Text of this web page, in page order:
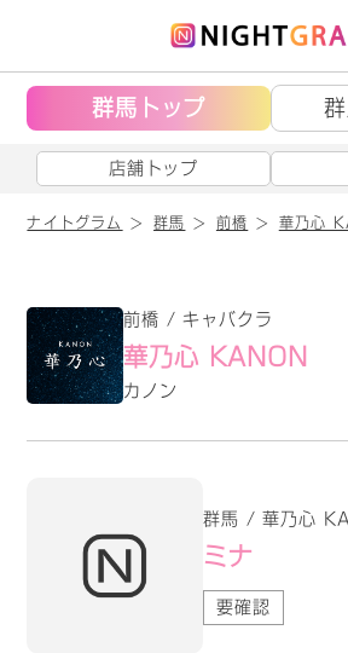
群馬トップ
店舗トップ
ナイトグラム 群馬 前橋 華乃心
前橋 / キャバクラ
華乃心 KANON
カノン
群馬 / 華乃心
ミナ
要確認